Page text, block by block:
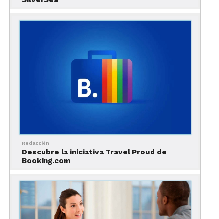
Estados Unidos son: acampar, pescar, nadar, hacer
rafting, andar en bicicleta, pasear a caballo,
observar aves y vida salvaje, ¡incluso esquiar y
patinar sobre hielo!
Redacción
Descubre la iniciativa Travel Proud de
Booking.com